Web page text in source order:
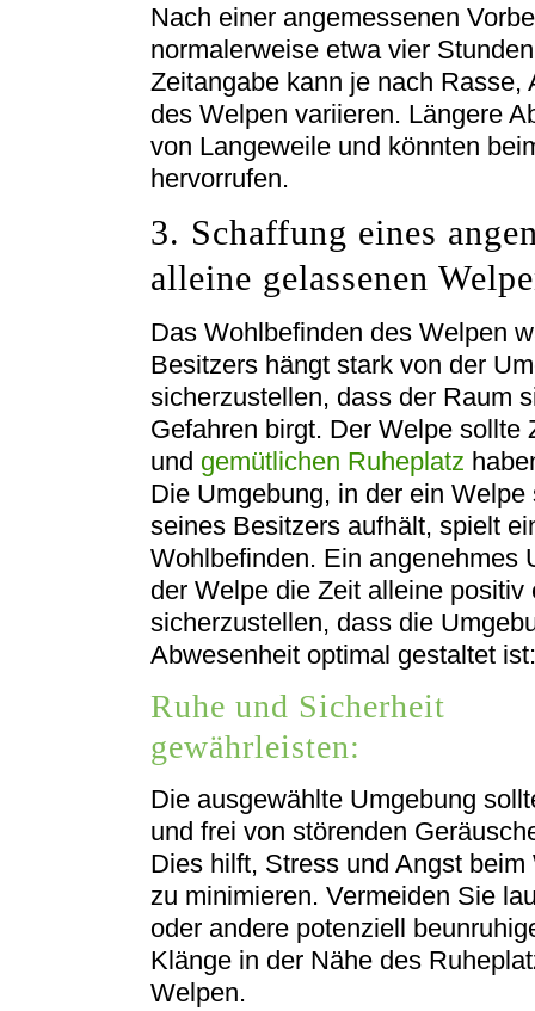
Nach einer angemessenen
normalerweise etwa vier
Zeitangabe kann je nach
des Welpen variieren. Längere
von Langeweile und könnten
hervorrufen.
3. Schaffung eines
alleine gelassenen
Das Wohlbefinden des Welpen
Besitzers hängt stark von der
sicherzustellen, dass der Raum
Gefahren birgt. Der Welpe
und gemütlichen Ruheplatz
Die Umgebung, in der ein
seines Besitzers aufhält, spielt
Wohlbefinden. Ein angenehmes
der Welpe die Zeit alleine
sicherzustellen, dass die
Abwesenheit optimal gestaltet ist:
Ruhe und Sicherheit
gewährleisten:
Die ausgewählte Umgebung
und frei von störenden
Dies hilft, Stress und Angst beim
zu minimieren. Vermeiden Sie
oder andere potenziell
Klänge in der Nähe des
Welpen.